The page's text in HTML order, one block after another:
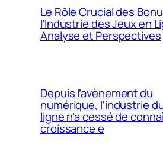
Le Rôle Crucial des
l’Industrie des Jeux en
Analyse et Perspectives
Depuis l’avènement du
numérique, l’industrie
ligne n’a cessé de
croissance e